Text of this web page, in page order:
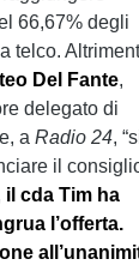
66,67% degli
telco.
Del Fante,
delegato di
a Radio 24,
il
il cda Tim ha
l’offerta.